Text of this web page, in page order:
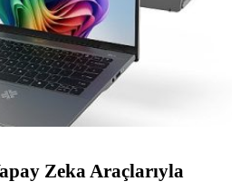
Zeka Araçlarıyla